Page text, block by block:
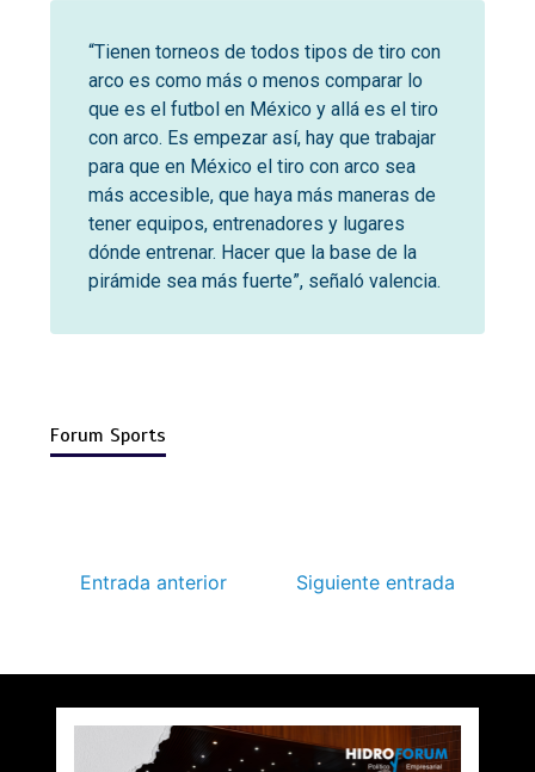
“Tienen torneos de todos tipos de tiro con
arco es como más o menos comparar lo
que es el futbol en México y allá es el tiro
con arco. Es empezar así, hay que trabajar
para que en México el tiro con arco sea
más accesible, que haya más maneras de
tener equipos, entrenadores y lugares
dónde entrenar. Hacer que la base de la
pirámide sea más fuerte”, señaló valencia.
Forum Sports
Entrada anterior Siguiente entrada